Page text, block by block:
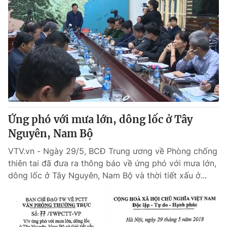
Ứng phó với mưa lớn, dông lốc ở Tây
Nguyên, Nam Bộ
VTV.vn - Ngày 29/5, BCĐ Trung ương về Phòng chống
thiên tai đã đưa ra thông báo về ứng phó với mưa lớn,
dông lốc ở Tây Nguyên, Nam Bộ và thời tiết xấu ở...